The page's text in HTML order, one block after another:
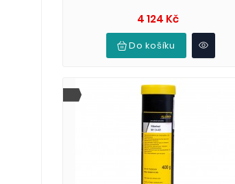
4 124 KčCena
Do košíku